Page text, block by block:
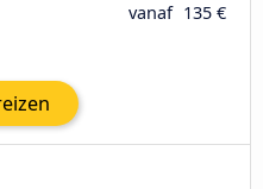
vanaf 135 €